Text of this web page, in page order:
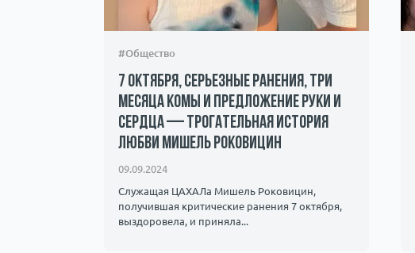
#Общество
7 октября, серьезные ранения, три
месяца комы и предложение руки и
сердца — трогательная история
любви Мишель Роковицин
09.09.2024
Служащая ЦАХАЛа Мишель Роковицин,
получившая критические ранения 7 октября,
выздоровела, и приняла...